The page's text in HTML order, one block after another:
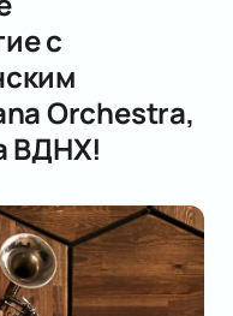
с
Orchestra,
ВДНХ!